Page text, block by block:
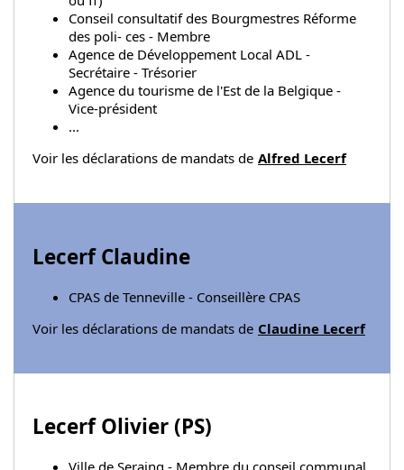
Conseil consultatif des Bourgmestres Réforme
des poli- ces - Membre
Agence de Développement Local ADL -
Secrétaire - Trésorier
Agence du tourisme de l'Est de la Belgique -
Vice-président
...
Voir les déclarations de mandats de Alfred Lecerf
Lecerf Claudine
CPAS de Tenneville - Conseillère CPAS
Voir les déclarations de mandats de Claudine Lecerf
Lecerf Olivier (PS)